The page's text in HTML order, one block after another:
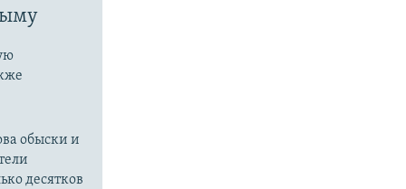
обыски и
десятков